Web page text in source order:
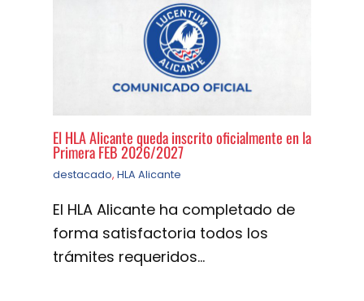
El HLA Alicante queda inscrito oficialmente en la
Primera FEB 2026/2027
destacado, HLA Alicante
El HLA Alicante ha completado de
forma satisfactoria todos los
trámites requeridos…